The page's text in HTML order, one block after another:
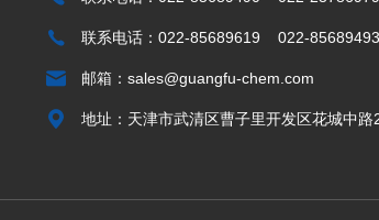
联系电话：022-85689619 022-85689493
邮箱： sales@guangfu-chem.com
地址：天津市武清区曹子里开发区花城中路